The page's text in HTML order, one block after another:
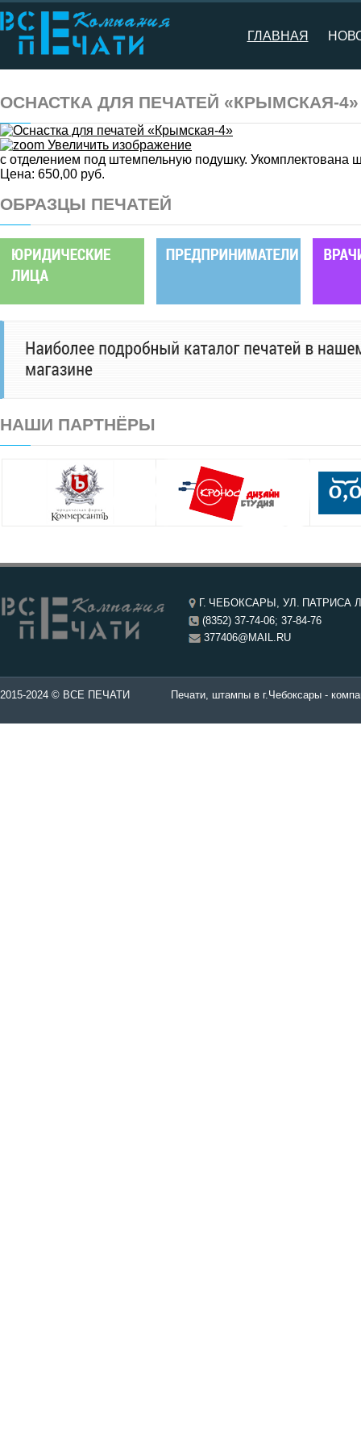
ГЛАВНАЯ
ОСНАСТКА ДЛЯ ПЕЧАТЕЙ «КРЫМСКАЯ-
Увеличить изображение
с отделением под штемпельную подушку. Укомплектована
Цена: 650,00 руб.
ОБРАЗЦЫ ПЕЧАТЕЙ
НАШИ ПАРТНЁРЫ
Г. ЧЕБОКСАРЫ, УЛ. ПАТРИСА
(8352) 37-74-06; 37-84-76
377406@MAIL.RU
в Чебоксары. Печати, штампы в г.Чебоксары -
2015-2024 © ВСЕ ПЕЧАТИ